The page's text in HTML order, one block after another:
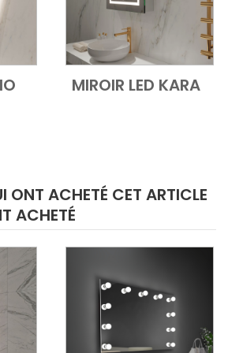
Add to Cart
Vue
MIROIR LED KARA
ONT ACHETÉ CET ARTICLE
ACHETÉ